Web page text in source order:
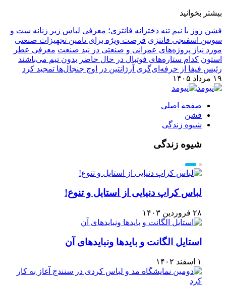
بیشتر بخوانید
فشن روز با نیم تنه دخترانه فانتزی؛ معرفی لباس زیر زنانه ست و
سوتین اسفنجی فانتزی فرصت ویژه برای تامین تجهیزات صنعتی
مورد نیاز پروژه‌های عمرانی و صنعتی در نید صنعت معرفی عطر
استون کدام ستاره‌های فوتبال در حال حاضر بدون تیم می‌باشند
رئیس فیفا از حرفه‌ای‌گری آرژانتین در اوج جنجال‌ها تمجید کرد
۱۹ مرداد ۱۴۰۵
صفحه اصلی
فشن
شیوه زندگی
شیوه زندگی
لباس کراپ دنیایی از استایل و تنوع!
۲۸ فروردین ۱۴۰۳
استایل الگانت و بایدها ونبایدهای آن
۱ اسفند ۱۴۰۲